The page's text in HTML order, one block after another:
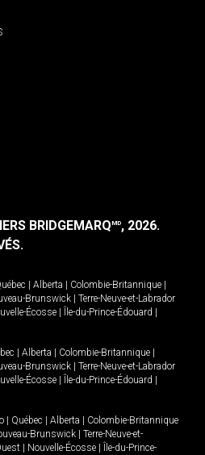
BRIDGEMARQMD, 2026.
Alberta Colombie-Britannique
Brunswick
Terre-Neuve-et-Labrador
Écosse Île-du-Prince-Édouard
Alberta Colombie-Britannique
Brunswick
Terre-Neuve-et-Labrador
Écosse Île-du-Prince-Édouard
Québec Alberta
Colombie-Britannique
Brunswick
Terre-Neuve-et-
Nouvelle-Écosse
Île-du-Prince-